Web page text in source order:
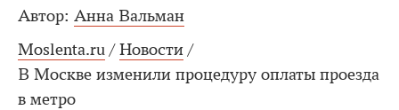
Автор: Анна Вальман
Moslenta.ru / Новости /
В Москве изменили процедуру оплаты проезда
в метро